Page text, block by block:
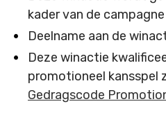
kader van de campagne
Deelname aan de
Deze winactie
promotioneel kansspel
Gedragscode